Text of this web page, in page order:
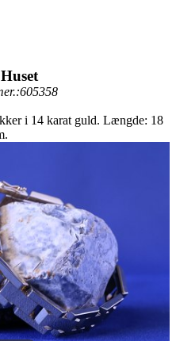
i 14 karat guld. Længde: 18